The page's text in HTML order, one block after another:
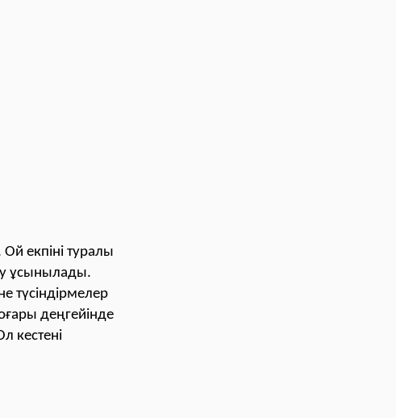
екпіні туралы
ұсынылады.
түсіндірмелер
деңгейінде
кестені